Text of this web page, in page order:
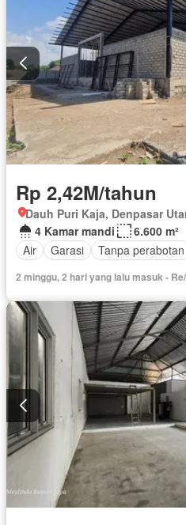
Rp 2,42M/tahun
Dauh Puri Kaja, Denpasar
4 Kamar mandi
6.600 m²
Air
Garasi Tanpa perabotan
2 minggu, 2 hari yang lalu masuk -